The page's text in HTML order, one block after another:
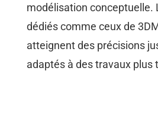
modélisation conceptuelle.
dédiés comme ceux de
atteignent des précisions
adaptés à des travaux plus